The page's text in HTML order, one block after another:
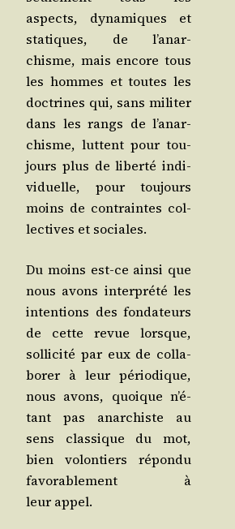
aspects, dyna­miques et
sta­tiques, de l’a­nar­
chisme, mais encore tous
les hommes et toutes les
doc­trines qui, sans mili­ter
dans les rangs de l’a­nar­
chisme, luttent pour tou­
jours plus de liber­té indi­
vi­duelle, pour tou­jours
moins de contraintes col­
lec­tives et sociales.
Du moins est-ce ain­si que
nous avons inter­pré­té les
inten­tions des fon­da­teurs
de cette revue lorsque,
sol­li­ci­té par eux de col­la­
bo­rer à leur pério­dique,
nous avons, quoique n’é­
tant pas anar­chiste au
sens clas­sique du mot,
bien volon­tiers répon­du
favo­ra­ble­ment à
leur appel.